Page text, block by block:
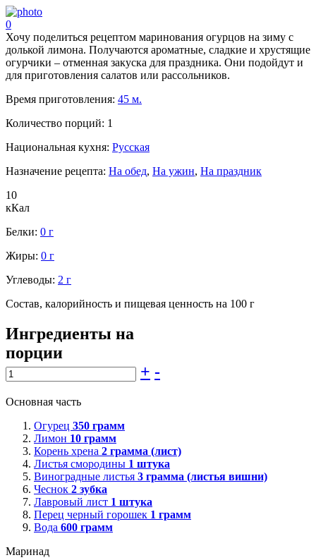
0
Хочу поделиться рецептом маринования огурцов на зиму с
долькой лимона. Получаются ароматные, сладкие и хрустящие
огурчики – отменная закуска для праздника. Они подойдут и
для приготовления салатов или рассольников.
Время приготовления: 45 м.
Количество порций: 1
Национальная кухня: Русская
Назначение рецепта: На обед, На ужин, На праздник
10
кКал
Белки: 0 г
Жиры: 0 г
Углеводы: 2 г
Состав, калорийность и пищевая ценность на 100 г
Ингредиенты на
порции
+ -
Основная часть
Огурец 350 грамм
Лимон 10 грамм
Корень хрена 2 грамма (лист)
Листья смородины 1 штука
Виноградные листья 3 грамма (листья вишни)
Чеснок 2 зубка
Лавровый лист 1 штука
Перец черный горошек 1 грамм
Вода 600 грамм
Маринад